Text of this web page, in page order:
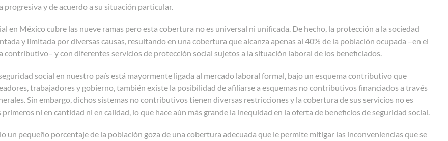
progresiva y de acuerdo a su situación particular.
en México cubre las nueve ramas pero esta cobertura no es universal ni unificada. De hecho, la protección a la sociedad
y limitada por diversas causas, resultando en una cobertura que alcanza apenas al 40% de la población ocupada –en el
contributivo– y con diferentes servicios de protección social sujetos a la situación laboral de los beneficiados.
social en nuestro país está mayormente ligada al mercado laboral formal, bajo un esquema contributivo que
trabajadores y gobierno, también existe la posibilidad de afiliarse a esquemas no contributivos financiados a través
Sin embargo, dichos sistemas no contributivos tienen diversas restricciones y la cobertura de sus servicios no es
ni en cantidad ni en calidad, lo que hace aún más grande la inequidad en la oferta de beneficios de seguridad social.
un pequeño porcentaje de la población goza de una cobertura adecuada que le permite mitigar las inconveniencias que se